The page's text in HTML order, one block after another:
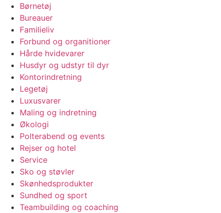
Børnetøj
Bureauer
Familieliv
Forbund og organitioner
Hårde hvidevarer
Husdyr og udstyr til dyr
Kontorindretning
Legetøj
Luxusvarer
Maling og indretning
Økologi
Polterabend og events
Rejser og hotel
Service
Sko og støvler
Skønhedsprodukter
Sundhed og sport
Teambuilding og coaching